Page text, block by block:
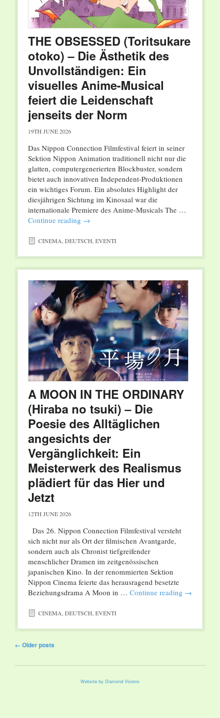
THE OBSESSED (Toritsukare
otoko) – Die Ästhetik des
Unvollständigen: Ein
visuelles Anime-Musical
feiert die Leidenschaft
jenseits der Norm
19TH JUNE 2026
Das Nippon Connection Filmfestival feiert in seiner
Sektion Nippon Animation traditionell nicht nur die
glatten, computergenerierten Blockbuster, sondern
bietet auch innovativen Independent-Produktionen
ein wichtiges Forum. Ein absolutes Highlight der
diesjährigen Sichtung im Kinosaal war die
internationale Premiere des Anime-Musicals The …
Continue reading →
CINEMA DEUTSCH EVENTI
A MOON IN THE ORDINARY
(Hiraba no tsuki) – Die
Poesie des Alltäglichen
angesichts der
Vergänglichkeit: Ein
Meisterwerk des Realismus
plädiert für das Hier und
Jetzt
12TH JUNE 2026
Das 26. Nippon Connection Filmfestival versteht
sich nicht nur als Ort der filmischen Avantgarde,
sondern auch als Chronist tiefgreifender
menschlicher Dramen im zeitgenössischen
japanischen Kino. In der renommierten Sektion
Nippon Cinema feierte das herausragend besetzte
Beziehungsdrama A Moon in … Continue reading →
CINEMA,DEUTSCH,EVENTI
Post navigation
← Older posts
Website by Diamond Visions